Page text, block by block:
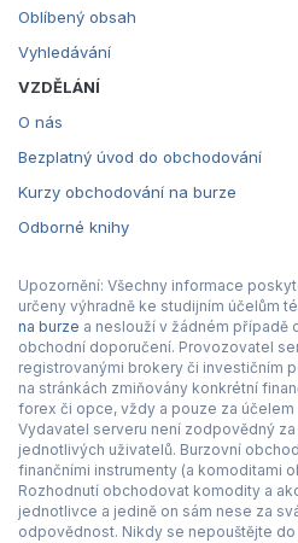
Oblíbený obsah
Vyhledávání
VZDĚLÁNÍ
O nás
Bezplatný úvod do obchodování
Kurzy obchodování na burze
Odborné knihy
Upozornění: Všechny informace
určeny výhradně ke studijním účelům
na burze a neslouží v žádném případě
obchodní doporučení. Provozovatel
registrovanými brokery či investičním
na stránkách zmiňovány konkrétní
forex či opce, vždy a pouze za
Vydavatel serveru není zodpovědný
jednotlivých uživatelů. Burzovní
finančními instrumenty (a komoditami
Rozhodnutí obchodovat komodity a
jednotlivce a jedině on sám nese za
odpovědnost. Nikdy se nepouštějte